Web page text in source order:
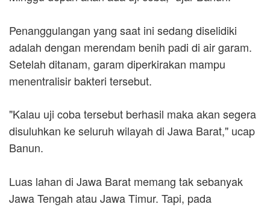
Penanggulangan yang saat ini sedang diselidiki
adalah dengan merendam benih padi di air garam.
Setelah ditanam, garam diperkirakan mampu
menentralisir bakteri tersebut.
"Kalau uji coba tersebut berhasil maka akan segera
disuluhkan ke seluruh wilayah di Jawa Barat," ucap
Banun.
Luas lahan di Jawa Barat memang tak sebanyak
Jawa Tengah atau Jawa Timur. Tapi, pada